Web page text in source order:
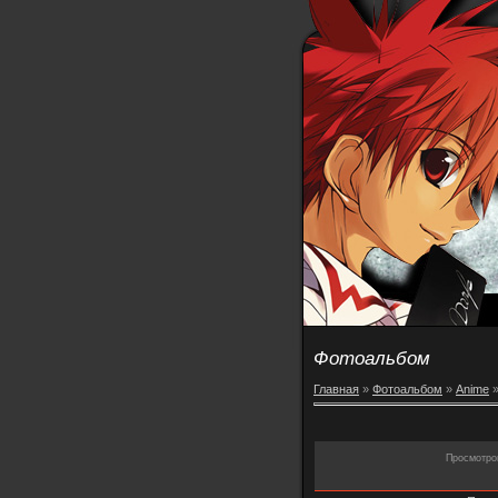
Фотоальбом
Главная » Фотоальбом » Anime »